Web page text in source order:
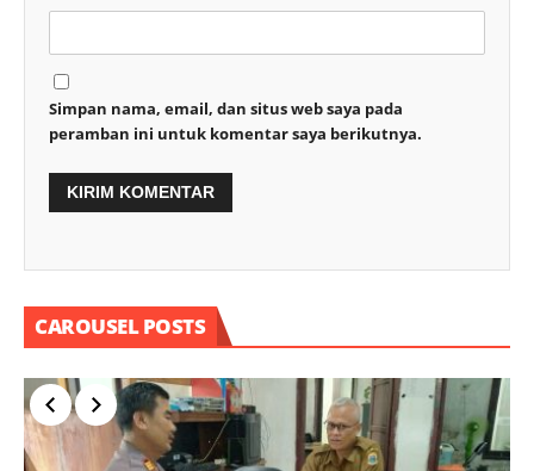
Simpan nama, email, dan situs web saya pada
peramban ini untuk komentar saya berikutnya.
CAROUSEL POSTS